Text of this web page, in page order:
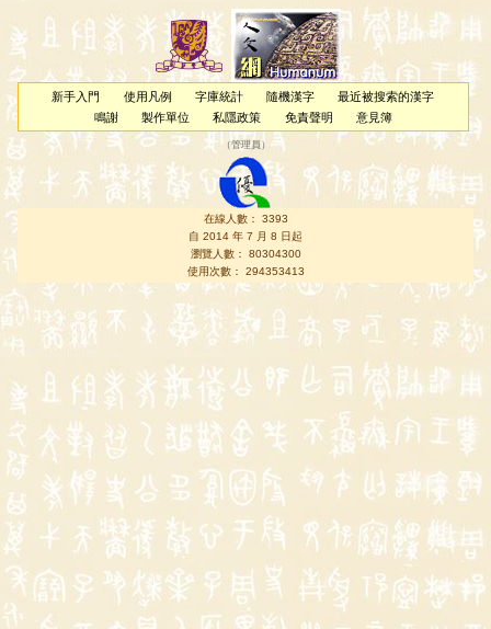
新手入門 使用凡例 字庫統計 隨機漢字
最近被搜索的漢字
鳴謝
製作單位 私隱政策 免責聲明 意見簿
（管理員 ）
在線人數： 3393
自 2014 年 7 月 8 日起
瀏覽人數： 80304300
使用次數： 294353413